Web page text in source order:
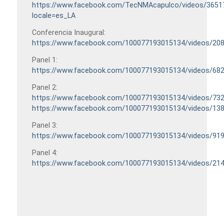
https://www.facebook.com/TecNMAcapulco/videos/
locale=es_LA
Conferencia Inaugural:
https://www.facebook.com/100077193015134/videos/
Panel 1:
https://www.facebook.com/100077193015134/videos/
Panel 2:
https://www.facebook.com/100077193015134/videos/
https://www.facebook.com/100077193015134/videos/
Panel 3:
https://www.facebook.com/100077193015134/videos/
Panel 4:
https://www.facebook.com/100077193015134/videos/